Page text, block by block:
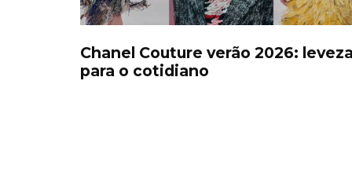
Chanel Couture verão 2026:
para o cotidiano